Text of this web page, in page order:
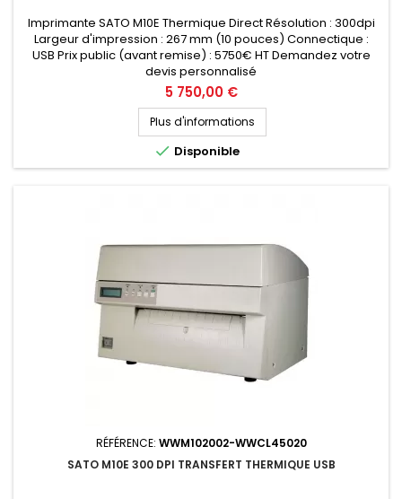
Imprimante SATO M10E Thermique Direct Résolution : 300dpi
Largeur d'impression : 267 mm (10 pouces) Connectique :
USB Prix public (avant remise) : 5750€ HT Demandez votre
devis personnalisé
Prix
5 750,00 €
Plus d'informations
 Disponible
RÉFÉRENCE: WWM102002-WWCL45020
SATO M10E 300 DPI TRANSFERT THERMIQUE USB